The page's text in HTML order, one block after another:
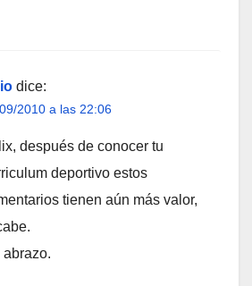
dice:
2010 a las 22:06
después de conocer tu
deportivo estos
tienen aún más valor,
abrazo.